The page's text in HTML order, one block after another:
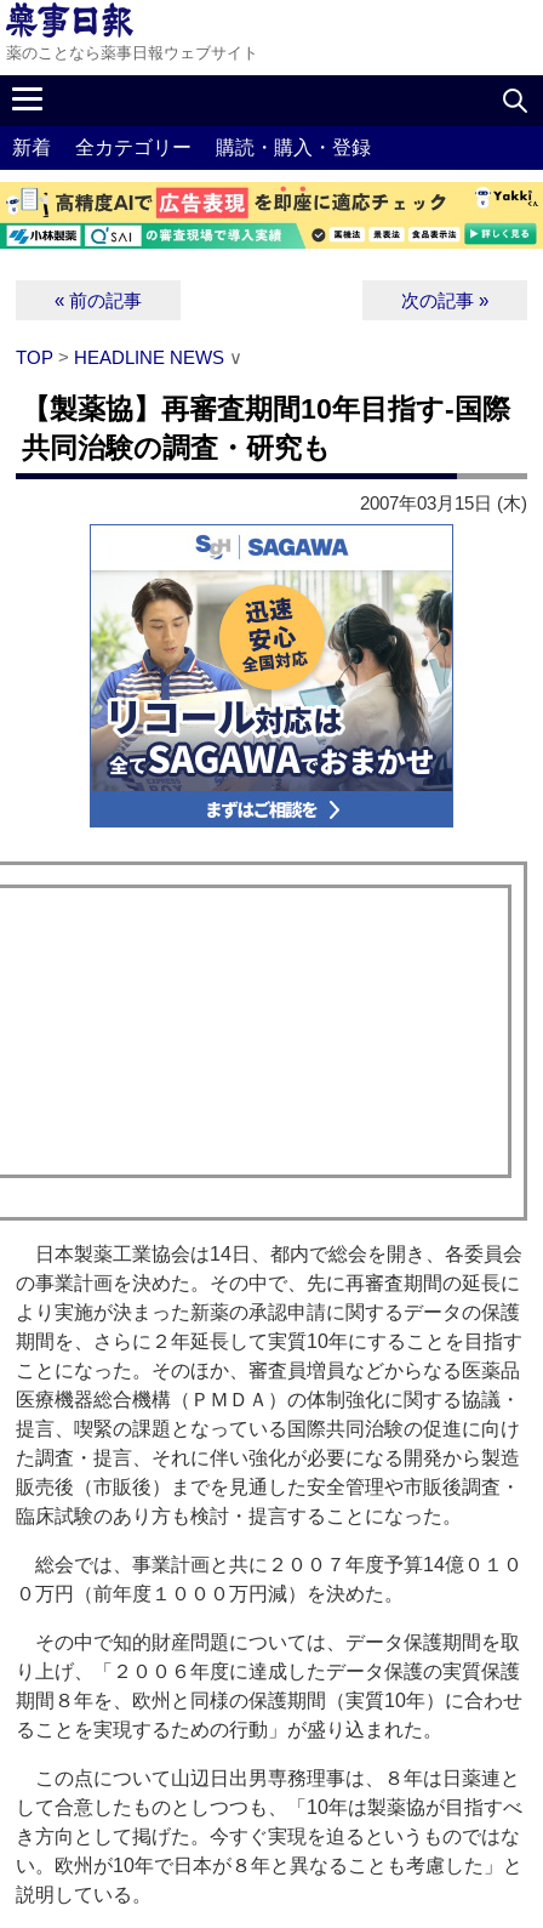
薬のことなら薬事日報ウェブサイト
新着 全カテゴリー 購読・購入・登録
« 前の記事 次の記事 »
TOP > HEADLINE NEWS ∨
【製薬協】再審査期間10年目指す‐国際
共同治験の調査・研究も
2007年03月15日 (木)
日本製薬工業協会は14日、都内で総会を開き、各委員会
の事業計画を決めた。その中で、先に再審査期間の延長に
より実施が決まった新薬の承認申請に関するデータの保護
期間を、さらに２年延長して実質10年にすることを目指す
ことになった。そのほか、審査員増員などからなる医薬品
医療機器総合機構（ＰＭＤＡ）の体制強化に関する協議・
提言、喫緊の課題となっている国際共同治験の促進に向け
た調査・提言、それに伴い強化が必要になる開発から製造
販売後（市販後）までを見通した安全管理や市販後調査・
臨床試験のあり方も検討・提言することになった。
総会では、事業計画と共に２００７年度予算14億０１０
０万円（前年度１０００万円減）を決めた。
その中で知的財産問題については、データ保護期間を取
り上げ、「２００６年度に達成したデータ保護の実質保護
期間８年を、欧州と同様の保護期間（実質10年）に合わせ
ることを実現するための行動」が盛り込まれた。
この点について山辺日出男専務理事は、８年は日薬連と
して合意したものとしつつも、「10年は製薬協が目指すべ
き方向として掲げた。今すぐ実現を迫るというものではな
い。欧州が10年で日本が８年と異なることも考慮した」と
説明している。